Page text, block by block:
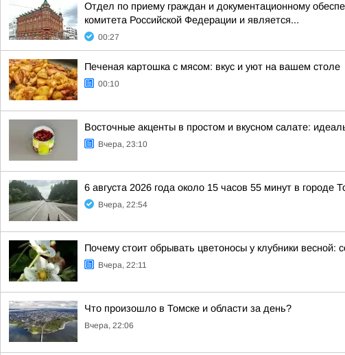
Отдел по приему граждан и документационному
комитета Российской Федерации и является...
00:27
Печеная картошка с мясом: вкус и уют на вашем столе
00:10
Восточные акценты в простом и вкусном салате:
Вчера, 23:10
6 августа 2026 года около 15 часов 55 минут в
Вчера, 22:54
Почему стоит обрывать цветоносы у клубники весной:
Вчера, 22:11
Что произошло в Томске и области за день?
Вчера, 22:06